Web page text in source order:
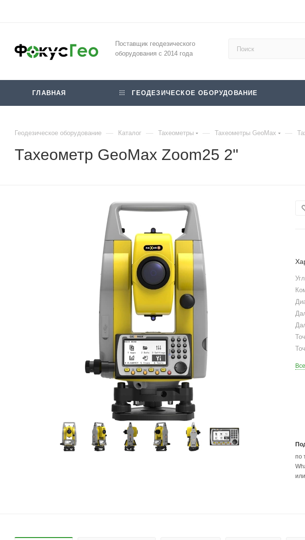
Поставщик геодезического
оборудования с 2014 года
ГЛАВНАЯ ГЕОДЕЗИЧЕСКОЕ ОБОРУДОВАНИЕ
Геодезическое оборудование — Каталог — Тахеометры — Тахеометры GeoMax —
Тахеометр GeoMax Zoom25 2"
по